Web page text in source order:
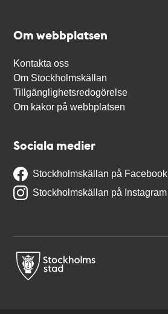
Om webbplatsen
Kontakta oss
Om Stockholmskällan
Tillgänglighetsredogörelse
Om kakor på webbplatsen
Sociala medier
Stockholmskällan på Facebook
Stockholmskällan på Instagram